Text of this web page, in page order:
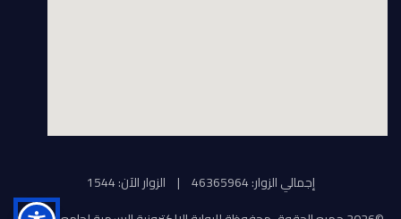
إجمالي الزوار: 46365964 | الزوار الآن: 1544